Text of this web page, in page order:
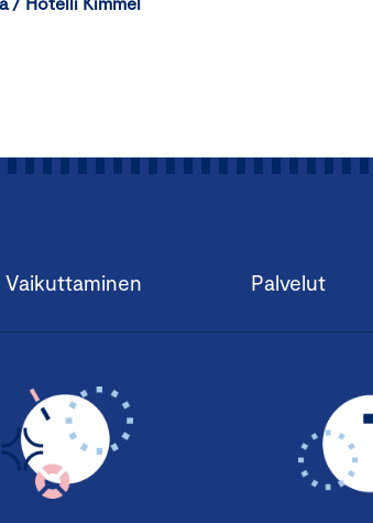
Vaikuttaminen Palvelut